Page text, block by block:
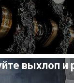
выхлоп и